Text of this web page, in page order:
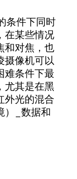
条件下同时
在某些情况
和对焦，也
摄像机可以
难条件下最
尤其是在黑
外光的混合
）_数据和